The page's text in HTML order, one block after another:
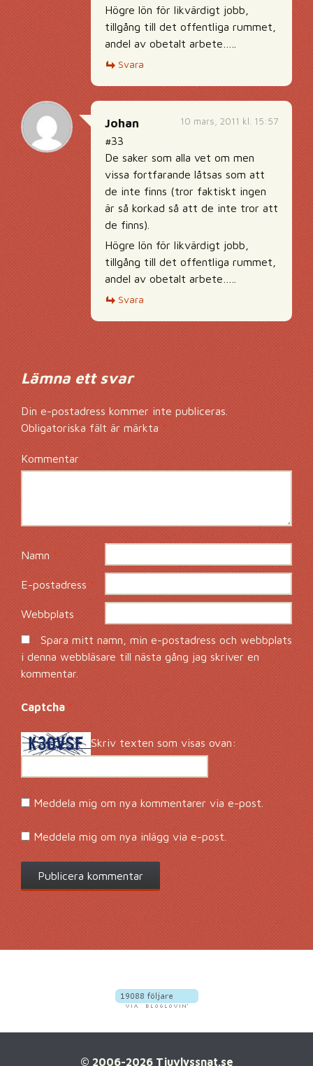
Högre lön för likvärdigt jobb,
tillgång till det offentliga rummet,
andel av obetalt arbete…..
Svara
10 mars, 2011 kl. 15:57
Johan
#33
De saker som alla vet om men
vissa fortfarande låtsas som att
de inte finns (tror faktiskt ingen
är så korkad så att de inte tror att
de finns).
Högre lön för likvärdigt jobb,
tillgång till det offentliga rummet,
andel av obetalt arbete…..
Svara
Lämna ett svar
Din e-postadress kommer inte publiceras.
Obligatoriska fält är märkta*
Kommentar*
Namn*
E-postadress*
Webbplats
Spara mitt namn, min e-postadress och webbplats
i denna webbläsare till nästa gång jag skriver en
kommentar.
Captcha *
Skriv texten som visas ovan:
Meddela mig om nya kommentarer via e-post.
Meddela mig om nya inlägg via e-post.
© 2006-2026 Tjuvlyssnat.se